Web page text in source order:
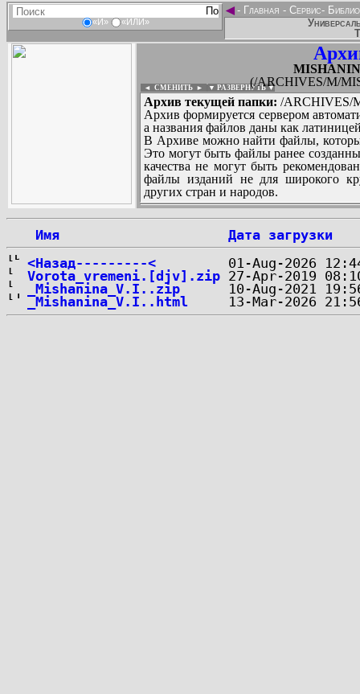
«И» «ИЛИ»
◄- Главная - Сервис-
(/ARCHIVES/M/
◄ СМЕНИТЬ ► ▼ РАЗВЕРНУТЬ ▼
Архив текущей папки: /ARCHIVES/
Архив формируется сервером
а названия файлов даны как
В Архиве можно найти файлы,
Это могут быть файлы ранее
качества не могут быть
файлы изданий не для широкого
других стран и народов.
Имя
Дата загрузки
<Назад---------<
Vorota_vremeni.[djv].zip
_Mishanina_V.I..zip
_Mishanina_V.I..html